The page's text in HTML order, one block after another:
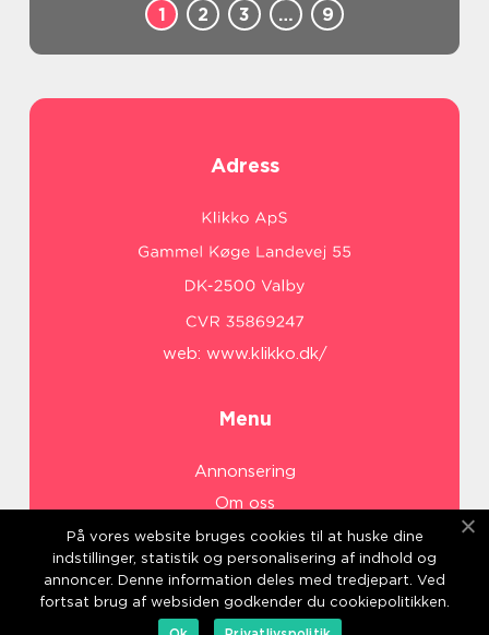
1 2 3 … 9
Adress
web: www.klikko.dk/
Menu
Annonsering
Om oss
Cookies
Kontakta oss
Sitemap
På vores website bruges cookies til at huske dine
indstillinger, statistik og personalisering af indhold og
annoncer. Denne information deles med tredjepart. Ved
fortsat brug af websiden godkender du cookiepolitikken.